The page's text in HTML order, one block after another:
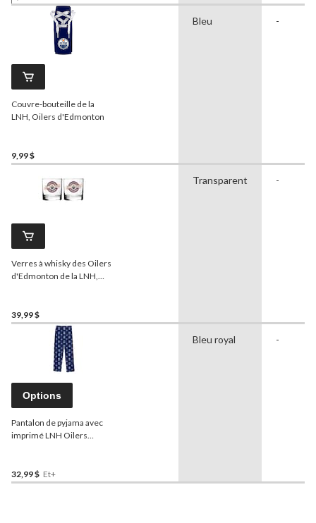
Couvre-bouteille de la
LNH, Oilers d'Edmonton
9,99 $
Bleu -
Verres à whisky des Oilers
d'Edmonton de la LNH,
39,99 $
Transparent -
Options
Pantalon de pyjama avec
imprimé LNH Oilers
32,99 $ Et+
Bleu royal -